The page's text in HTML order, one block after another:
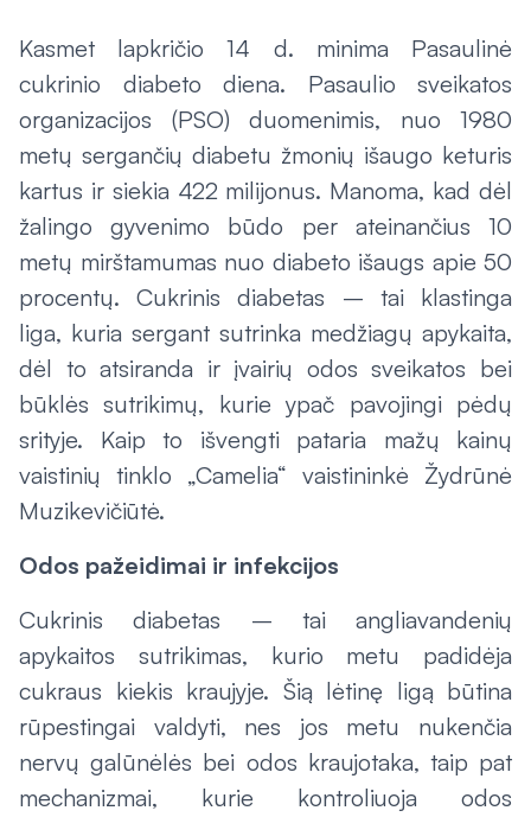
Kasmet lapkričio 14 d. minima Pasaulinė
cukrinio diabeto diena. Pasaulio sveikatos
organizacijos (PSO) duomenimis, nuo 1980
metų sergančių diabetu žmonių išaugo keturis
kartus ir siekia 422 milijonus. Manoma, kad dėl
žalingo gyvenimo būdo per ateinančius 10
metų mirštamumas nuo diabeto išaugs apie 50
procentų. Cukrinis diabetas – tai klastinga
liga, kuria sergant sutrinka medžiagų apykaita,
dėl to atsiranda ir įvairių odos sveikatos bei
būklės sutrikimų, kurie ypač pavojingi pėdų
srityje. Kaip to išvengti pataria mažų kainų
vaistinių tinklo „Camelia“ vaistininkė Žydrūnė
Muzikevičiūtė.
Odos pažeidimai ir infekcijos
Cukrinis diabetas – tai angliavandenių
apykaitos sutrikimas, kurio metu padidėja
cukraus kiekis kraujyje. Šią lėtinę ligą būtina
rūpestingai valdyti, nes jos metu nukenčia
nervų galūnėlės bei odos kraujotaka, taip pat
mechanizmai, kurie kontroliuoja odos